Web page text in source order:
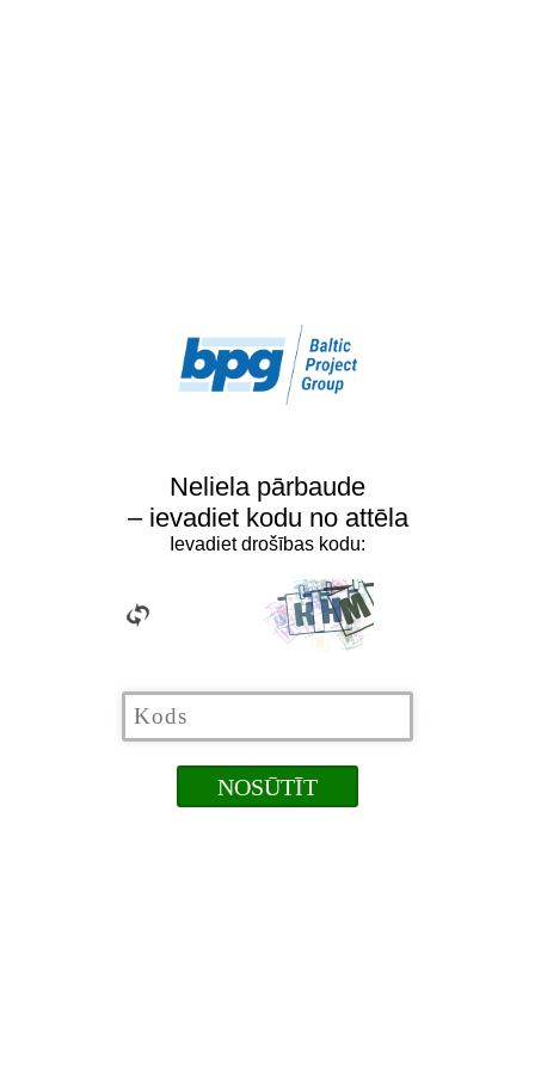
Neliela pārbaude
– ievadiet kodu no attēla
Ievadiet drošības kodu: